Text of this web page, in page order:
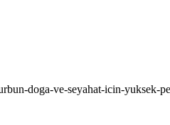
doga-ve-seyahat-icin-yuksek-